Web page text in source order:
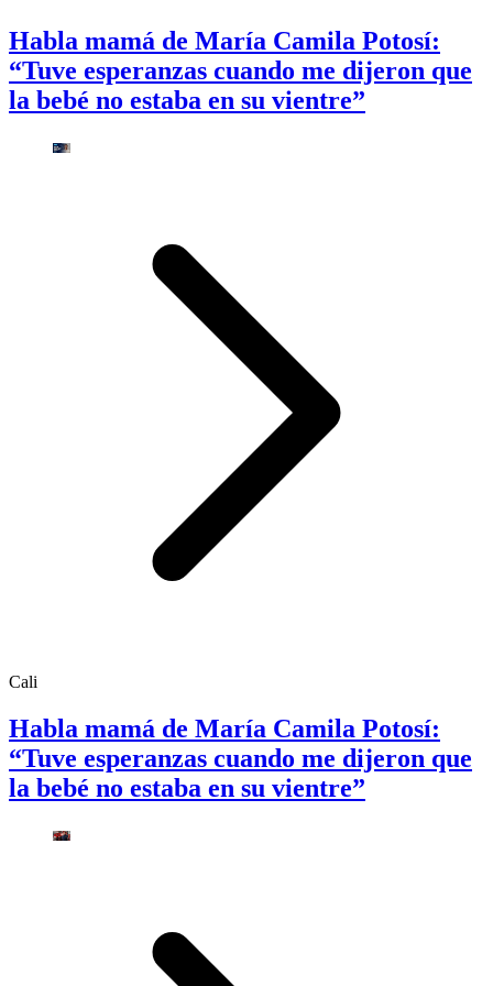
Habla mamá de María Camila Potosí:
“Tuve esperanzas cuando me dijeron que
la bebé no estaba en su vientre”
Cali
Habla mamá de María Camila Potosí:
“Tuve esperanzas cuando me dijeron que
la bebé no estaba en su vientre”